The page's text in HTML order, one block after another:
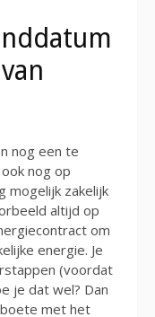
nog een te
nog op
mogelijk zakelijk
altijd op
om
energie. Je
(voordat
je dat wel? Dan
met het